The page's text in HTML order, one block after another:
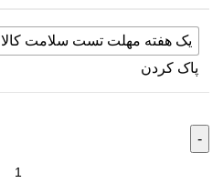
یک هفته مهلت تست سلامت کالا
پاک کردن